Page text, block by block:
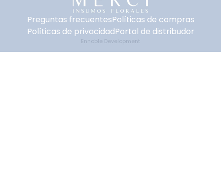
Preguntas frecuentesPolíticas de compras
Políticas de privacidadPortal de distribudor
Ennoble Development